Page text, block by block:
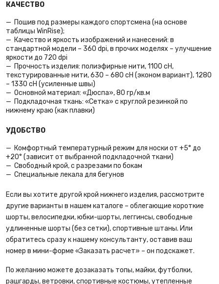
КАЧЕСТВО
Пошив под размеры каждого спортсмена (на основе
таблицы WinRise);
Качество и яркость изображений и нанесений: в
стандартной модели – 360 dpi, в прочих моделях – улучшение
яркости до 720 dpi
Прочность изделия: полиэфирные нити, 1100 сН,
текстурированные нити, 630 – 680 cH (эконом вариант), 1280
– 1330 cH (усиленные швы)
Основной материал: «Дюспа», 80 гр/кв.м
Подкладочная ткань: «Сетка» с круглой резинкой по
нижнему краю (как плавки)
УДОБСТВО
Комфортный температурный режим для носки от +5° до
+20° (зависит от выбранной подкладочной ткани)
Свободный крой, с разрезами по бокам
Специальные лекала для бегунов
Если вы хотите другой крой нижнего изделия, рассмотрите
другие варианты в нашем каталоге – облегающие короткие
шорты, велосипедки, юбки-шорты, леггинсы, свободные
удлиненные шорты (без сетки), спортивные штаны. Или
обратитесь сразу к нашему консультанту, оставив ваш
номер в мини-форме «Заказать расчет» – он подскажет.
По желанию можете дозаказать топы, майки, футболки,
рашгарды, ветровки, спортивные костюмы, утепленные